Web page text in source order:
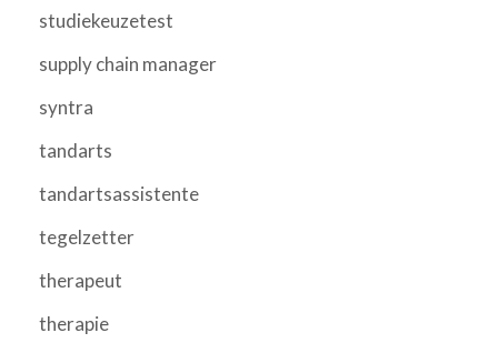
studiekeuzetest
supply chain manager
syntra
tandarts
tandartsassistente
tegelzetter
therapeut
therapie